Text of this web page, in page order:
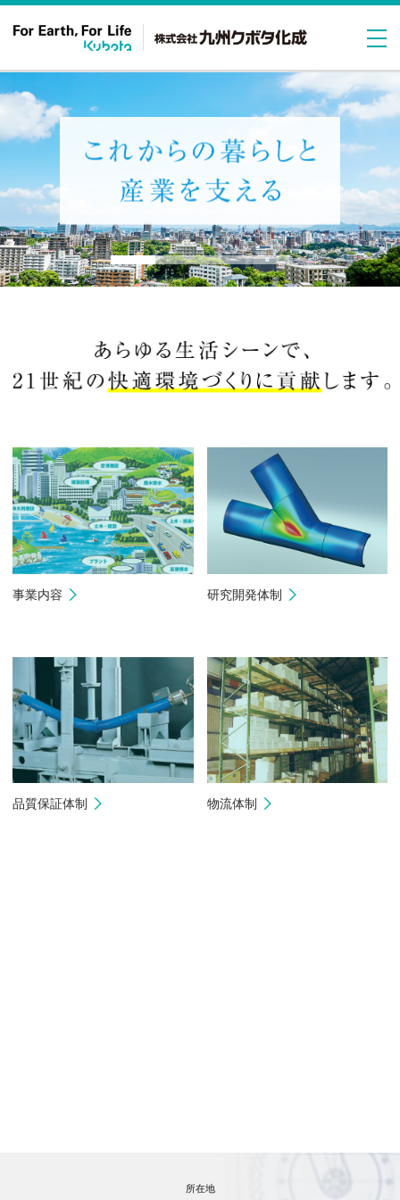
事業内容 研究開発体制
品質保証体制 物流体制
所在地